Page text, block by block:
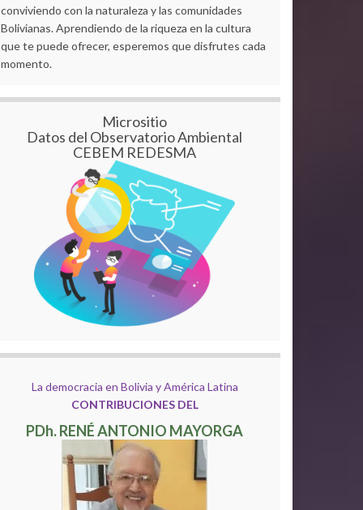
conviviendo con la naturaleza y las comunidades
Bolivianas. Aprendiendo de la riqueza en la cultura
que te puede ofrecer, esperemos que disfrutes cada
momento.
Micrositio
Datos del Observatorio Ambiental
CEBEM REDESMA
La democracia en Bolivia y América Latina
CONTRIBUCIONES DEL
PDh. RENÉ ANTONIO MAYORGA